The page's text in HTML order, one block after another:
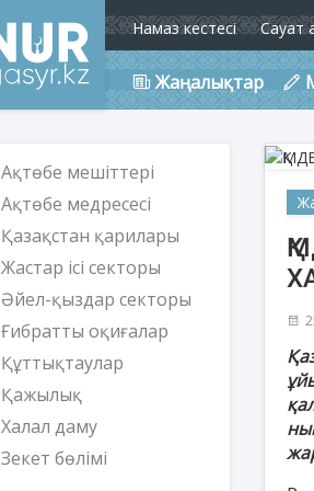
Намаз кестесі Сауат
Жаңалықтар
Ақтөбе мешіттері
Ақтөбе медресесі
Қазақстан қарилары
Жастар ісі секторы
Әйел-қыздар секторы
Ғибратты оқиғалар
Құттықтаулар
Қажылық
Халал даму
Зекет бөлімі